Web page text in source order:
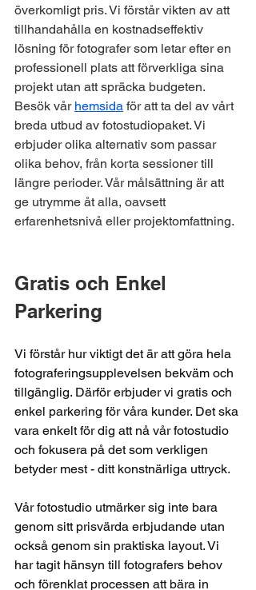
överkomligt pris. Vi förstår vikten av att
tillhandahålla en kostnadseffektiv
lösning för fotografer som letar efter en
professionell plats att förverkliga sina
projekt utan att spräcka budgeten.
Besök vår hemsida för att ta del av vårt
breda utbud av fotostudiopaket. Vi
erbjuder olika alternativ som passar
olika behov, från korta sessioner till
längre perioder. Vår målsättning är att
ge utrymme åt alla, oavsett
erfarenhetsnivå eller projektomfattning.
Gratis och Enkel
Parkering
Vi förstår hur viktigt det är att göra hela
fotograferingsupplevelsen bekväm och
tillgänglig. Därför erbjuder vi gratis och
enkel parkering för våra kunder. Det ska
vara enkelt för dig att nå vår fotostudio
och fokusera på det som verkligen
betyder mest - ditt konstnärliga uttryck.
Vår fotostudio utmärker sig inte bara
genom sitt prisvärda erbjudande utan
också genom sin praktiska layout. Vi
har tagit hänsyn till fotografers behov
och förenklat processen att bära in